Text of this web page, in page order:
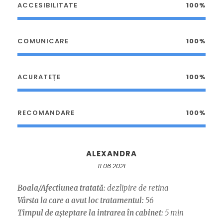
ACCESIBILITATE 100%
COMUNICARE 100%
ACURATEȚE 100%
RECOMANDARE 100%
ALEXANDRA
11.06.2021
Boala/Afectiunea tratată: dezlipire de retina
Vârsta la care a avut loc tratamentul: 56
Timpul de așteptare la intrarea în cabinet: 5 min